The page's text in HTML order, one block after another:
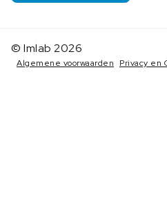
© Imlab 2026
Algemene voorwaarden Privacy en